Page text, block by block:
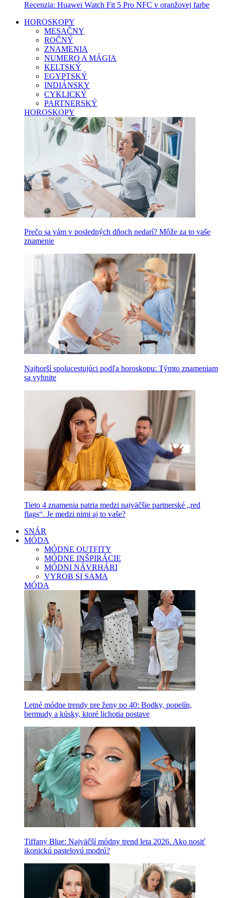
Recenzia: Huawei Watch Fit 5 Pro NFC v oranžovej farbe
HOROSKOPY
MESAČNY
ROČNÝ
ZNAMENIA
NUMERO A MÁGIA
KELTSKÝ
EGYPTSKÝ
INDIÁNSKY
CYKLICKÝ
PARTNERSKÝ
HOROSKOPY
Prečo sa vám v posledných dňoch nedarí? Môže za to vaše
znamenie
Najhorší spolucestujúci podľa horoskopu: Týmto znameniam
sa vyhnite
Tieto 4 znamenia patria medzi najväčšie partnerské „red
flags“. Je medzi nimi aj to vaše?
SNÁR
MÓDA
MÓDNE OUTFITY
MÓDNE INŠPIRÁCIE
MÓDNI NÁVRHÁRI
VYROB SI SAMA
MÓDA
Letné módne trendy pre ženy po 40: Bodky, popelín,
bermudy a kúsky, ktoré lichotia postave
Tiffany Blue: Najväčší módny trend leta 2026. Ako nosiť
ikonickú pastelovú modrú?